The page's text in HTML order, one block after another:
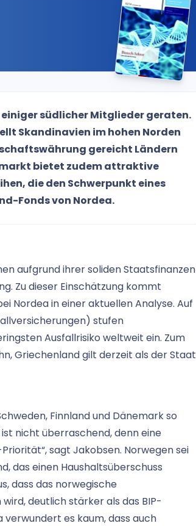
einiger südlicher Mitglieder geraten.
Skandinavien im hohen Norden
gereicht Ländern
bietet zudem attraktive
die den Schwerpunkt eines
Fonds von Nordea.
aufgrund ihrer soliden Staatsfinanzen
Zu dieser Einschätzung kommt
Nordea in einer aktuellen Analyse. Auf
stufen
Ausfallrisiko weltweit ein. Zum
Griechenland gilt derzeit als der Staat
Finnland und Dänemark so
nicht überraschend, denn eine
sagt Jakobsen. Norwegen sei
das einen Haushaltsüberschuss
dass das norwegische
deutlich stärker als das BIP-
verwundert es kaum, dass auch